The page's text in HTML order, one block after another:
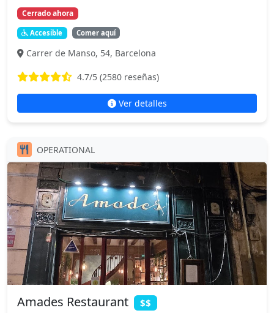
Cerrado ahora
Accesible Comer aquí
Carrer de Manso, 54, Barcelona
4.7/5 (2580 reseñas)
Ver detalles
OPERATIONAL
Amades Restaurant $$